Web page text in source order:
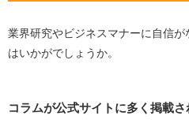
業界研究やビジネスマナーに自信
はいかがでしょうか。
コラムが公式サイトに多く掲載さ